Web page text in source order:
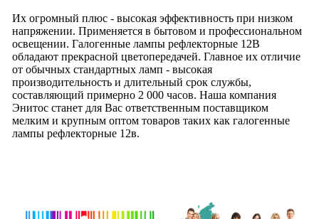
Их огромный плюс - высокая эффективность при низком
напряжении. Применяется в бытовом и профессиональном
освещении. Галогенные лампы рефлекторные 12В
обладают прекрасной цветопередачей. Главное их отличие
от обычных стандартных ламп - высокая
производительность и длительный срок службы,
составляющий примерно 2 000 часов. Наша компания
Энитос станет для Вас ответственным поставщиком
мелким и крупным оптом товаров таких как галогенные
лампы рефлекторные 12в.